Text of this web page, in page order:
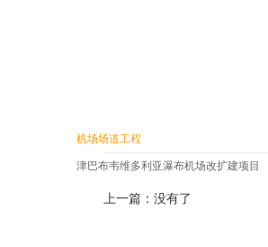
机场场道工程
津巴布韦维多利亚瀑布机场改扩建项目
上一篇：没有了